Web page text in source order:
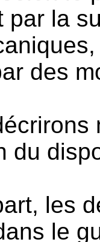
par la
des
du
les
le